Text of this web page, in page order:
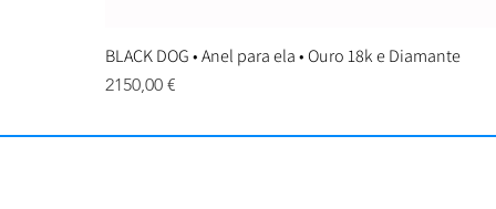
BLACK DOG • Anel para ela • Ouro 18k e Diamante
Preço
2150,00 €